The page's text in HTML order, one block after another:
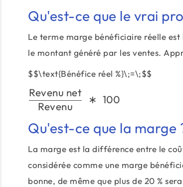
Qu'est-ce que le vrai
Le terme marge bénéficiaire réelle
le montant généré par les ventes.
$$\text{Bénéfice réel %}\;=\;$$
Revenu
Revenu net
∗ 100
Qu'est-ce que la marge
La marge est la différence entre le
considérée comme une marge
bonne, de même que plus de 20 %